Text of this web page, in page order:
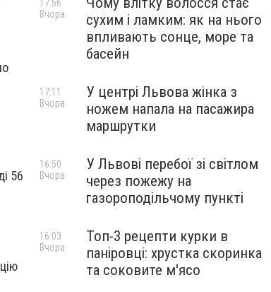
56
сухим і ламким: як на нього
впливають сонце, море та
басейн
17:56
Вчора
У центрі Львова жінка з
ножем напала на пасажира
маршрутки
17:11
Вчора
У Львові перебої зі світлом
через пожежу на
газороподільчому пункті
16:50
Вчора
Топ-3 рецепти курки в
паніровці: хрустка скоринка
та соковите м'ясо
16:03
Вчора